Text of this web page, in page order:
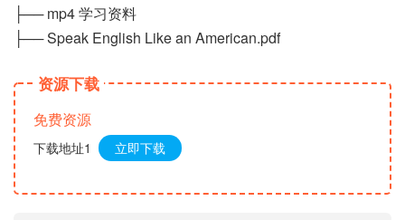
├── mp4 学习资料
├── Speak English Like an American.pdf
资源下载
免费资源
下载地址1 立即下载